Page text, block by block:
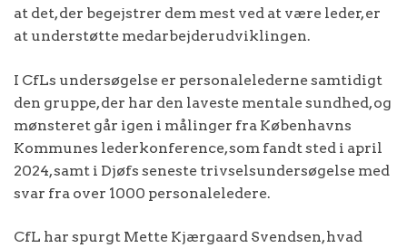
at det, der begejstrer dem mest ved at være leder, er
at understøtte medarbejderudviklingen.
I CfLs undersøgelse er personalelederne samtidigt
den gruppe, der har den laveste mentale sundhed, og
mønsteret går igen i målinger fra Københavns
Kommunes lederkonference, som fandt sted i april
2024, samt i Djøfs seneste trivselsundersøgelse med
svar fra over 1000 personaleledere.
CfL har spurgt Mette Kjærgaard Svendsen, hvad